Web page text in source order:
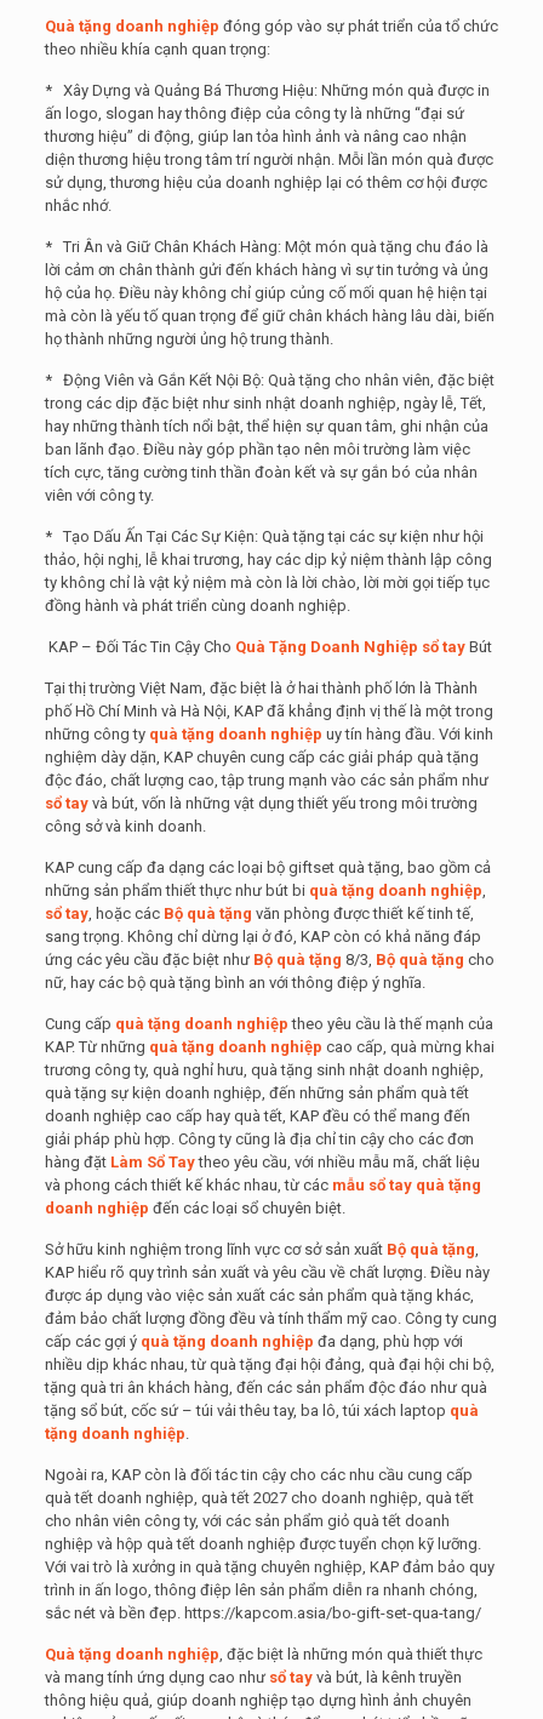
Quà tặng doanh nghiệp đóng góp vào sự phát triển của tổ chức
theo nhiều khía cạnh quan trọng:
* Xây Dựng và Quảng Bá Thương Hiệu: Những món quà được in
ấn logo, slogan hay thông điệp của công ty là những “đại sứ
thương hiệu” di động, giúp lan tỏa hình ảnh và nâng cao nhận
diện thương hiệu trong tâm trí người nhận. Mỗi lần món quà được
sử dụng, thương hiệu của doanh nghiệp lại có thêm cơ hội được
nhắc nhớ.
* Tri Ân và Giữ Chân Khách Hàng: Một món quà tặng chu đáo là
lời cảm ơn chân thành gửi đến khách hàng vì sự tin tưởng và ủng
hộ của họ. Điều này không chỉ giúp củng cố mối quan hệ hiện tại
mà còn là yếu tố quan trọng để giữ chân khách hàng lâu dài, biến
họ thành những người ủng hộ trung thành.
* Động Viên và Gắn Kết Nội Bộ: Quà tặng cho nhân viên, đặc biệt
trong các dịp đặc biệt như sinh nhật doanh nghiệp, ngày lễ, Tết,
hay những thành tích nổi bật, thể hiện sự quan tâm, ghi nhận của
ban lãnh đạo. Điều này góp phần tạo nên môi trường làm việc
tích cực, tăng cường tinh thần đoàn kết và sự gắn bó của nhân
viên với công ty.
* Tạo Dấu Ấn Tại Các Sự Kiện: Quà tặng tại các sự kiện như hội
thảo, hội nghị, lễ khai trương, hay các dịp kỷ niệm thành lập công
ty không chỉ là vật kỷ niệm mà còn là lời chào, lời mời gọi tiếp tục
đồng hành và phát triển cùng doanh nghiệp.
KAP – Đối Tác Tin Cậy Cho Quà Tặng Doanh Nghiệp sổ tayBút
Tại thị trường Việt Nam, đặc biệt là ở hai thành phố lớn là Thành
phố Hồ Chí Minh và Hà Nội, KAP đã khẳng định vị thế là một trong
những công ty quà tặng doanh nghiệp uy tín hàng đầu. Với kinh
nghiệm dày dặn, KAP chuyên cung cấp các giải pháp quà tặng
độc đáo, chất lượng cao, tập trung mạnh vào các sản phẩm như
sổ tayvà bút, vốn là những vật dụng thiết yếu trong môi trường
công sở và kinh doanh.
KAP cung cấp đa dạng các loại bộ giftset quà tặng, bao gồm cả
những sản phẩm thiết thực như bút bi quà tặng doanh nghiệp,
sổ tay, hoặc các Bộ quà tặng văn phòng được thiết kế tinh tế,
sang trọng. Không chỉ dừng lại ở đó, KAP còn có khả năng đáp
ứng các yêu cầu đặc biệt như Bộ quà tặng 8/3, Bộ quà tặng cho
nữ, hay các bộ quà tặng bình an với thông điệp ý nghĩa.
Cung cấp quà tặng doanh nghiệp theo yêu cầu là thế mạnh của
KAP. Từ những quà tặng doanh nghiệp cao cấp, quà mừng khai
trương công ty, quà nghỉ hưu, quà tặng sinh nhật doanh nghiệp,
quà tặng sự kiện doanh nghiệp, đến những sản phẩm quà tết
doanh nghiệp cao cấp hay quà tết, KAP đều có thể mang đến
giải pháp phù hợp. Công ty cũng là địa chỉ tin cậy cho các đơn
hàng đặt Làm Sổ Taytheo yêu cầu, với nhiều mẫu mã, chất liệu
và phong cách thiết kế khác nhau, từ các mẫu sổ tay quà tặng
doanh nghiệp đến các loại sổ chuyên biệt.
Sở hữu kinh nghiệm trong lĩnh vực cơ sở sản xuất Bộ quà tặng,
KAP hiểu rõ quy trình sản xuất và yêu cầu về chất lượng. Điều này
được áp dụng vào việc sản xuất các sản phẩm quà tặng khác,
đảm bảo chất lượng đồng đều và tính thẩm mỹ cao. Công ty cung
cấp các gợi ý quà tặng doanh nghiệp đa dạng, phù hợp với
nhiều dịp khác nhau, từ quà tặng đại hội đảng, quà đại hội chi bộ,
tặng quà tri ân khách hàng, đến các sản phẩm độc đáo như quà
tặng sổ bút, cốc sứ – túi vải thêu tay, ba lô, túi xách laptop quà
tặng doanh nghiệp.
Ngoài ra, KAP còn là đối tác tin cậy cho các nhu cầu cung cấp
quà tết doanh nghiệp, quà tết 2027 cho doanh nghiệp, quà tết
cho nhân viên công ty, với các sản phẩm giỏ quà tết doanh
nghiệp và hộp quà tết doanh nghiệp được tuyển chọn kỹ lưỡng.
Với vai trò là xưởng in quà tặng chuyên nghiệp, KAP đảm bảo quy
trình in ấn logo, thông điệp lên sản phẩm diễn ra nhanh chóng,
sắc nét và bền đẹp. https://kapcom.asia/bo-gift-set-qua-tang/
Quà tặng doanh nghiệp, đặc biệt là những món quà thiết thực
và mang tính ứng dụng cao như sổ tayvà bút, là kênh truyền
thông hiệu quả, giúp doanh nghiệp tạo dựng hình ảnh chuyên